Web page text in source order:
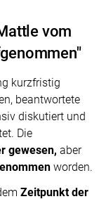
vom
kurzfristig
beantwortete
diskutiert und
Die
gewesen, aber
worden.
Zeitpunkt der